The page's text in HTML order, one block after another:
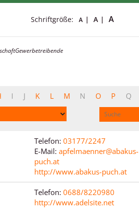
Schriftgröße: A A A
Gewerbetreibende
I J K L M N O P Q
Telefon: 03177/2247
E-Mail: apfelmaenner@abakus-
puch.at
http://www.abakus-puch.at
Telefon: 0688/8220980
http://www.adelsite.net